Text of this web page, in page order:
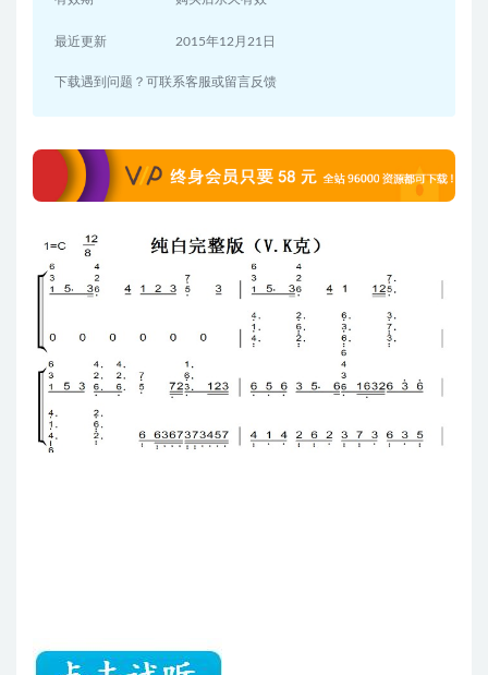
最近更新 2015年12月21日
下载遇到问题？可联系客服或留言反馈